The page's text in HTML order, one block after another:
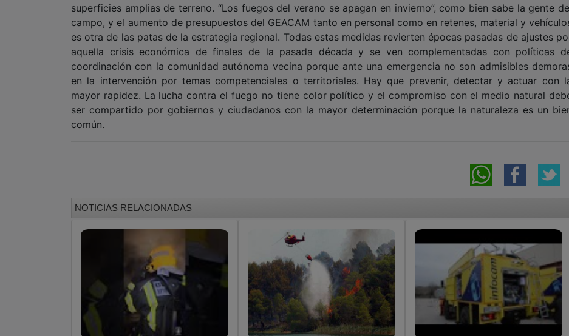
superficies amplias de terreno. “Los fuegos del verano se apagan en invierno”, como bien sabe la gente
campo, y el aumento de presupuestos del GEACAM tanto en personal como en retenes, material y
es otra de las patas de la estrategia regional. Todas estas medidas revierten épocas pasadas de ajustes
aquella crisis económica de finales de la pasada década y se ven complementadas con políticas
coordinación con la comunidad autónoma vecina porque ante una emergencia no son admisibles
en la intervención por temas competenciales o territoriales. Hay que prevenir, detectar y actuar con
mayor rapidez. La lucha contra el fuego no tiene color político y el compromiso con el medio natural
ser compartido por gobiernos y ciudadanos con la mayor determinación porque la naturaleza es un
común.
NOTICIAS RELACIONADAS